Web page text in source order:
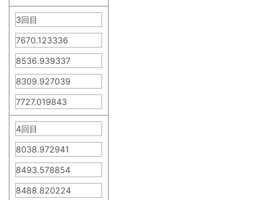
3回目
7670.123336
8536.939337
8309.927039
7727.019843
4回目
8038.972941
8493.578854
8488.820224